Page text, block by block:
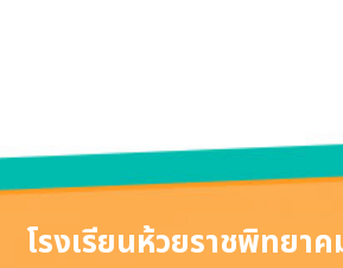
โรงเรียนห้วยราชพิทยาค